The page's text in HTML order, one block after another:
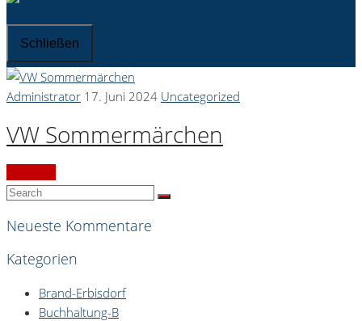
Schließen
Administrator 17. Juni 2024 Uncategorized
VW Sommermärchen
Neueste Kommentare
Kategorien
Brand-Erbisdorf
Buchhaltung-B